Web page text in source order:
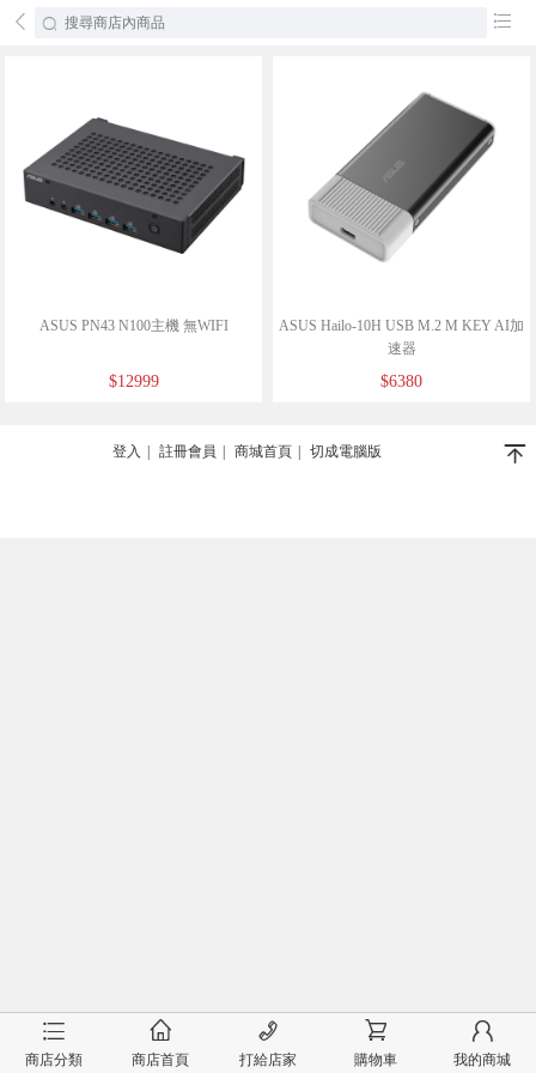
󰄕 󰂦
ASUS PN43 N100主機 無WIFI
$12999
ASUS Hailo-10H USB M.2 M KEY AI加
速器
$6380
登入 註冊會員 商城首頁 切成電腦版 󰄬
󰂦
商店分類
󰂠
商店首頁
󰄫
打給店家
󰂟
購物車
󰂢
我的商城